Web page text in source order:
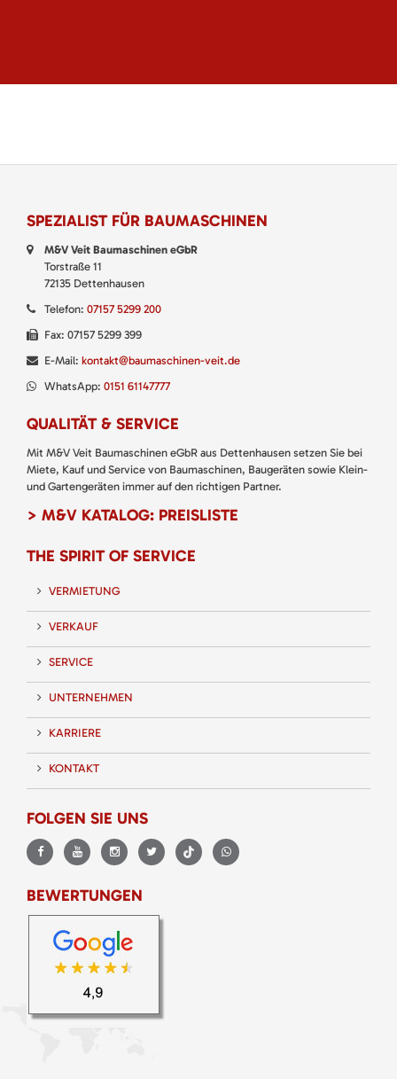
SPEZIALIST FÜR BAUMASCHINEN
M&V Veit Baumaschinen eGbR
Torstraße 11
72135 Dettenhausen
Telefon: 07157 5299 200
Fax: 07157 5299 399
E-Mail: kontakt@baumaschinen-veit.de
WhatsApp: 0151 61147777
QUALITÄT & SERVICE
Mit M&V Veit Baumaschinen eGbR aus Dettenhausen setzen Sie bei
Miete, Kauf und Service von Baumaschinen, Baugeräten sowie Klein-
und Gartengeräten immer auf den richtigen Partner.
> M&V KATALOG: PREISLISTE
THE SPIRIT OF SERVICE
VERMIETUNG
VERKAUF
SERVICE
UNTERNEHMEN
KARRIERE
KONTAKT
FOLGEN SIE UNS
BEWERTUNGEN